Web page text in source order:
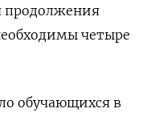
продолжения
четыре
обучающихся в